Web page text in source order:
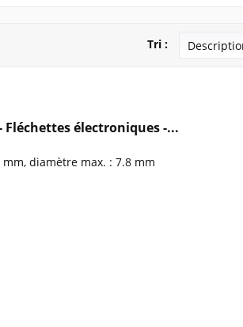
Tri :
Fléchettes électroniques -...
diamètre max. : 7.8 mm